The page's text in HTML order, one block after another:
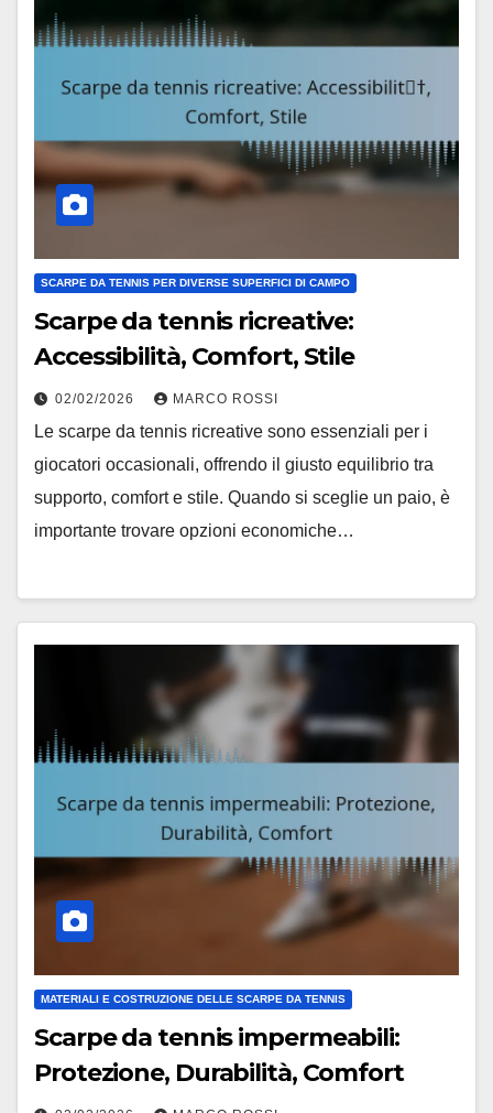
SCARPE DA TENNIS PER DIVERSE SUPERFICI DI CAMPO
Scarpe da tennis ricreative:
Accessibilità, Comfort, Stile
02/02/2026 MARCO ROSSI
Le scarpe da tennis ricreative sono essenziali per i
giocatori occasionali, offrendo il giusto equilibrio tra
supporto, comfort e stile. Quando si sceglie un paio, è
importante trovare opzioni economiche…
MATERIALI E COSTRUZIONE DELLE SCARPE DA TENNIS
Scarpe da tennis impermeabili:
Protezione, Durabilità, Comfort